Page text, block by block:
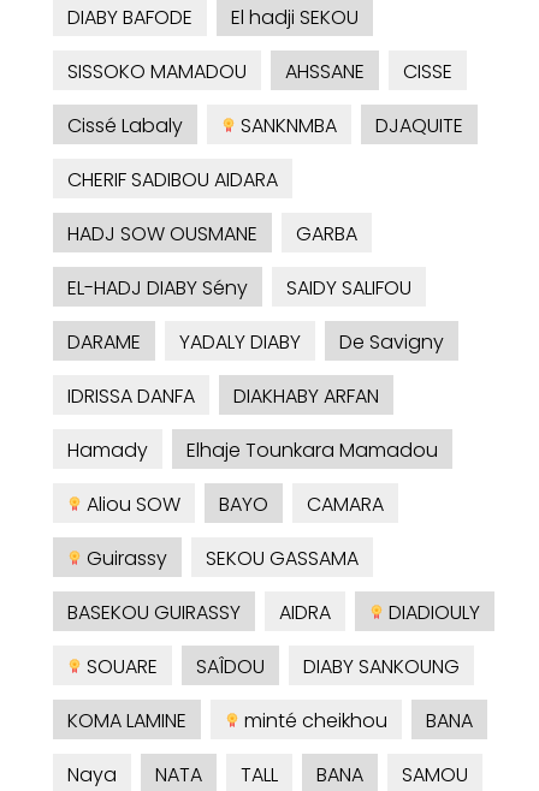
DIABY BAFODE
El hadji SEKOU
SISSOKO MAMADOU
AHSSANE
CISSE
Cissé Labaly
SANKNMBA
DJAQUITE
CHERIF SADIBOU AIDARA
HADJ SOW OUSMANE
GARBA
EL-HADJ DIABY Sény
SAIDY SALIFOU
DARAME
YADALY DIABY
De Savigny
IDRISSA DANFA
DIAKHABY ARFAN
Hamady
Elhaje Tounkara Mamadou
Aliou SOW
BAYO
CAMARA
Guirassy
SEKOU GASSAMA
BASEKOU GUIRASSY
AIDRA
DIADIOULY
SOUARE
SAÎDOU
DIABY SANKOUNG
KOMA LAMINE
minté cheikhou
BANA
Naya
NATA TALL BANA
SAMOU